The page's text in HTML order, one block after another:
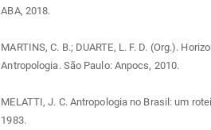
ABA, 2018.
MARTINS, C. B.; DUARTE, L. F. D. (Org.).
Antropologia. São Paulo: Anpocs, 2010.
MELATTI, J. C. Antropologia no Brasil: um
1983.